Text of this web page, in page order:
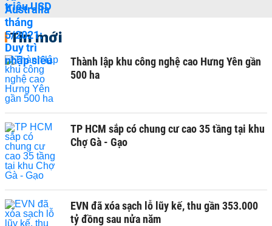
Tin mới
Thành lập khu công nghệ cao Hưng Yên gần
500 ha
TP HCM sắp có chung cư cao 35 tầng tại khu
Chợ Gà - Gạo
EVN đã xóa sạch lỗ lũy kế, thu gần 353.000
tỷ đồng sau nửa năm